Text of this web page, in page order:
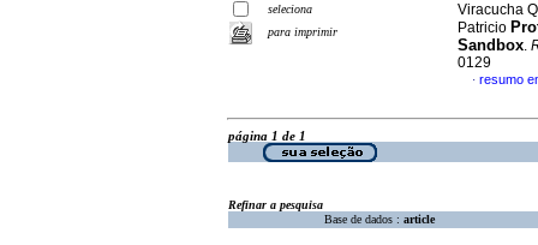
seleciona
para imprimir
Viracucha
Patricio
Sandbox.
0129
· resumo
página 1 de 1
Refinar a pesquisa
Base de dados : article